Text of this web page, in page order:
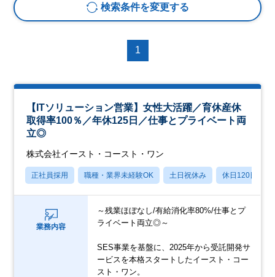
検索条件を変更する
1
【ITソリューション営業】女性大活躍／育休産休
取得率100％／年休125日／仕事とプライベート両
立◎
株式会社イースト・コースト・ワン
正社員採用 職種・業界未経験OK 土日祝休み 休日120日以上
業務内容
～残業ほぼなし/有給消化率80%/仕事とプ
ライベート両立◎～
SES事業を基盤に、2025年から受託開発サ
ービスを本格スタートしたイースト・コー
スト・ワン。